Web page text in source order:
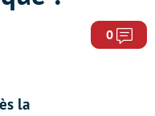
0
la